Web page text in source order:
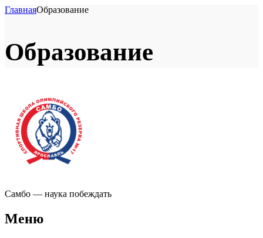
ГлавнаяОбразование
Образование
Самбо — наука побеждать
Меню